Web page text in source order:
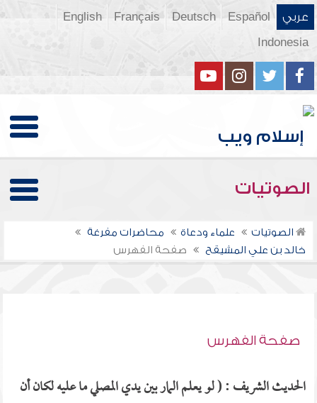
عربي Español
Deutsch
Français
English
Indonesia
الصوتيات
الصوتيات علماء ودعاة
محاضرات مفرغة
خالد بن علي المشيقح
صفحة الفهرس
صفحة الفهرس
الحديث الشريف : ( لو يعلم المار بين يدي المصلي ما عليه لكان أن